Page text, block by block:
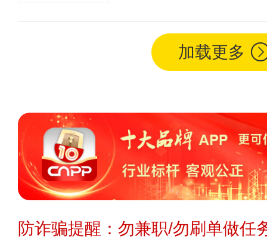
加载更多
防诈骗提醒：勿兼职/勿刷单做任